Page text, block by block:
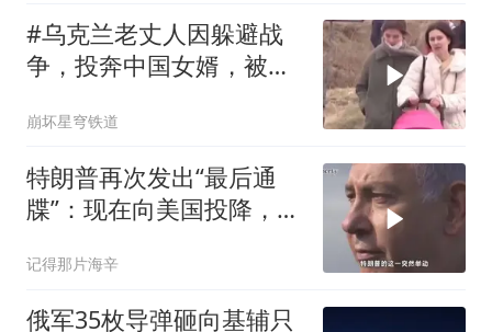
#乌克兰老丈人因躲避战
争，投奔中国女婿，被眼
崩坏星穹铁道
特朗普再次发出“最后通
牒”：现在向美国投降，是
记得那片海辛
俄军35枚导弹砸向基辅只